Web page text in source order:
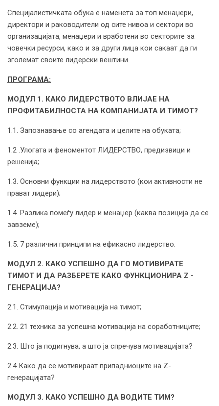
Специјалистичката обука е наменета за топ менаџери,
директори и раководители од сите нивоа и сектори во
организацијата, менаџери и вработени во секторите за
човечки ресурси, како и за други лица кои сакаат да ги
зголемат своите лидерски вештини.
ПРОГРАМА:
МОДУЛ 1. КАКО ЛИДЕРСТВОТО ВЛИЈАЕ НА
ПРОФИТАБИЛНОСТА НА КОМПАНИЈАТА И ТИМОТ?
1.1. Запознавање со агендата и целите на обуката;
1.2 .Улогата и феноментот ЛИДЕРСТВО, предизвици и
решенија;
1.3. Основни функции на лидерството (кои активности не
прават лидери);
1.4. Разлика помеѓу лидер и менаџер (каква позиција да се
завземе);
1.5. 7 различни принципи на ефикасно лидерство.
МОДУЛ 2. КАКО УСПЕШНО ДА ГО МОТИВИРАТЕ
ТИМОТ И ДА РАЗБЕРЕТЕ КАКО ФУНКЦИОНИРА Z -
ГЕНЕРАЦИЈА?
2.1. Стимулација и мотивација на тимот;
2.2. 21 техника за успешна мотивација на соработниците;
2.3. Што ја подигнува, а што ја спречува мотивацијата?
2.4 Како да се мотивираат припадниоците на Z-
генерацијата?
МОДУЛ 3. КАКО УСПЕШНО ДА ВОДИТЕ ТИМ?